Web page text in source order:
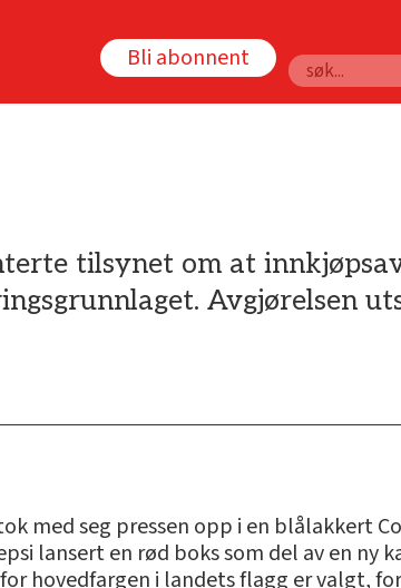
Bli abonnent
Søk
tilsynet om at
Avgjørelsen
med seg pressen opp i en blålakkert
lansert en rød boks som del av en ny
hovedfargen i landets flagg er valgt,